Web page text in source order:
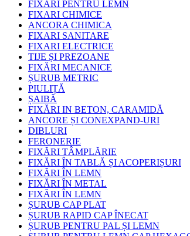
FIXĂRI PENTRU LEMN
FIXARI CHIMICE
ANCORA CHIMICA
FIXARI SANITARE
FIXARI ELECTRICE
TIJE ȘI PREZOANE
FIXĂRI MECANICE
ȘURUB METRIC
PIULIȚĂ
ȘAIBĂ
FIXĂRI IN BETON, CARAMIDĂ
ANCORE ȘI CONEXPAND-URI
DIBLURI
FERONERIE
FIXĂRI TÂMPLĂRIE
FIXĂRI ÎN TABLĂ ȘI ACOPERIȘURI
FIXĂRI ÎN LEMN
FIXĂRI ÎN METAL
FIXĂRI ÎN LEMN
ȘURUB CAP PLAT
ȘURUB RAPID CAP ÎNECAT
ȘURUB PENTRU PAL ȘI LEMN